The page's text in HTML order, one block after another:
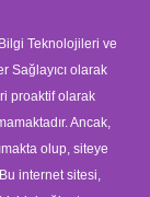
Teknolojileri ve
Sağlayıcı olarak
proaktif olarak
Ancak,
olup, siteye
internet sitesi,